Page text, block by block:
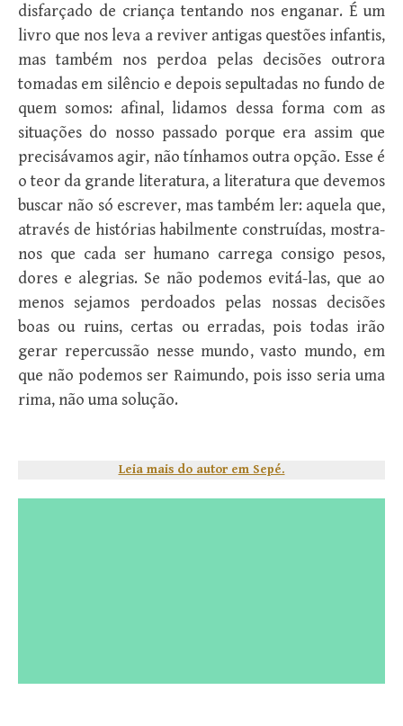
disfarçado de criança tentando nos enganar. É um
livro que nos leva a reviver antigas questões infantis,
mas também nos perdoa pelas decisões outrora
tomadas em silêncio e depois sepultadas no fundo de
quem somos: afinal, lidamos dessa forma com as
situações do nosso passado porque era assim que
precisávamos agir, não tínhamos outra opção. Esse é
o teor da grande literatura, a literatura que devemos
buscar não só escrever, mas também ler: aquela que,
através de histórias habilmente construídas, mostra-
nos que cada ser humano carrega consigo pesos,
dores e alegrias. Se não podemos evitá-las, que ao
menos sejamos perdoados pelas nossas decisões
boas ou ruins, certas ou erradas, pois todas irão
gerar repercussão nesse mundo, vasto mundo, em
que não podemos ser Raimundo, pois isso seria uma
rima, não uma solução.
Leia mais do autor em Sepé.